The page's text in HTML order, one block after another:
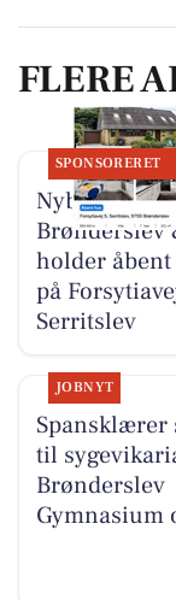
FLERE
SPONSORERET
Nybolig
Brønderslev
holder
på
Serritslev
JOBNYT
Spansklærer
til
Brønderslev
Gymnasium